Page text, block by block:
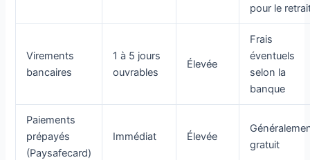
pour le
Virements
bancaires
1 à 5 jours
ouvrables
Élevée
Frais
éventuels
selon la
banque
Paiements
prépayés
(Paysafecard)
Immédiat Élevée
gratuit